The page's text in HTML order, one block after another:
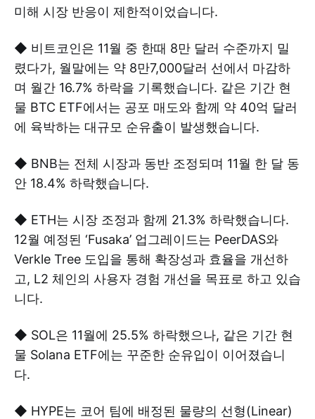
미해 시장 반응이 제한적이었습니다.
◆ 비트코인은 11월 중 한때 8만 달러 수준까지 밀
렸다가, 월말에는 약 8만7,000달러 선에서 마감하
며 월간 16.7% 하락을 기록했습니다. 같은 기간 현
물 BTC ETF에서는 공포 매도와 함께 약 40억 달러
에 육박하는 대규모 순유출이 발생했습니다.
◆ BNB는 전체 시장과 동반 조정되며 11월 한 달 동
안 18.4% 하락했습니다.
◆ ETH는 시장 조정과 함께 21.3% 하락했습니다.
12월 예정된 ‘Fusaka’ 업그레이드는 PeerDAS와
Verkle Tree 도입을 통해 확장성과 효율을 개선하
고, L2 체인의 사용자 경험 개선을 목표로 하고 있습
니다.
◆ SOL은 11월에 25.5% 하락했으나, 같은 기간 현
물 Solana ETF에는 꾸준한 순유입이 이어졌습니
다.
◆ HYPE는 코어 팀에 배정된 물량의 선형(Linear)